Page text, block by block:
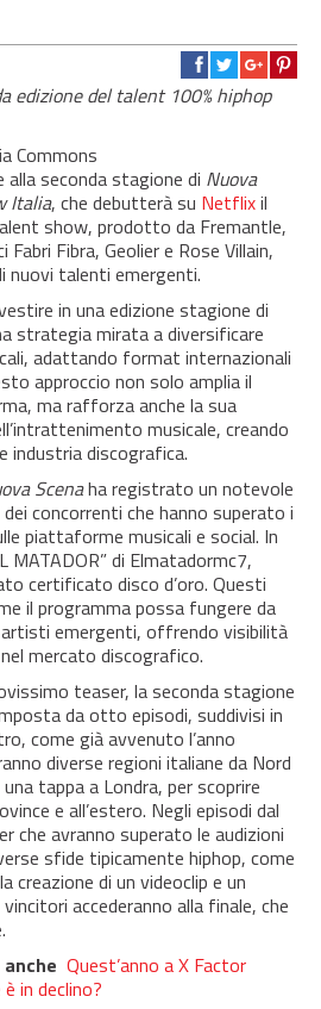
edizione del talent 100% hiphop
Commons
alla seconda stagione di Nuova
Italia, che debutterà su Netflixil
show, prodotto da Fremantle,
Fibra, Geolier e Rose Villain,
nuovi talenti emergenti.
in una edizione stagione di
strategia mirata a diversificare
adattando format internazionali
approccio non solo amplia il
ma rafforza anche la sua
musicale, creando
industria discografica.
Scenaha registrato un notevole
concorrenti che hanno superato i
piattaforme musicali e social. In
MATADOR” di Elmatadormc7,
certificato disco d’oro. Questi
il programma possa fungere da
emergenti, offrendo visibilità
mercato discografico.
teaser, la seconda stagione
da otto episodi, suddivisi in
come già avvenuto l’anno
diverse regioni italiane da Nord
tappa a Londra, per scoprire
e all’estero. Negli episodi dal
che avranno superato le audizioni
sfide tipicamente hiphop, come
creazione di un videoclip e un
accederanno alla finale, che
Quest’anno a X Factor
in declino?